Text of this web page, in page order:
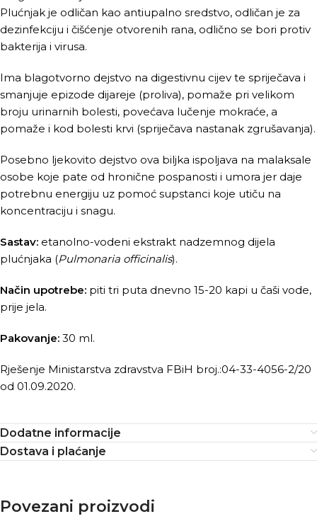
Plućnjak je odličan kao antiupalno sredstvo, odličan je za
dezinfekciju i čišćenje otvorenih rana, odlično se bori protiv
bakterija i virusa.
Ima blagotvorno dejstvo na digestivnu cijev te spriječava i
smanjuje epizode dijareje (proliva), pomaže pri velikom
broju urinarnih bolesti, povećava lučenje mokraće, a
pomaže i kod bolesti krvi (spriječava nastanak zgrušavanja).
Posebno ljekovito dejstvo ova biljka ispoljava na malaksale
osobe koje pate od hronične pospanosti i umora jer daje
potrebnu energiju uz pomoć supstanci koje utiču na
koncentraciju i snagu.
Sastav: etanolno-vodeni ekstrakt nadzemnog dijela
plućnjaka (Pulmonaria officinalis).
Način upotrebe: piti tri puta dnevno 15-20 kapi u čaši vode,
prije jela.
Pakovanje: 30 ml.
Rješenje Ministarstva zdravstva FBiH broj.:04-33-4056-2/20
od 01.09.2020.
Dodatne informacije
Dostava i plaćanje
Povezani proizvodi